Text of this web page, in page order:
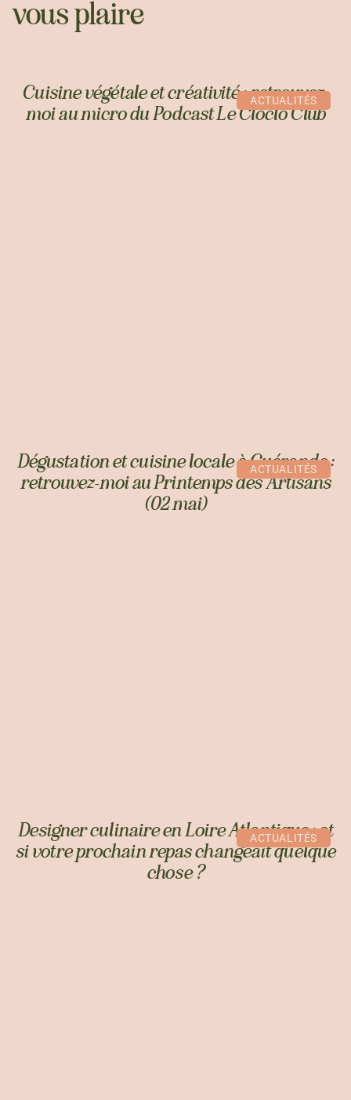
vous plaire
ACTUALITÉS
Cuisine végétale et créativité : retrouvez-
moi au micro du Podcast Le Cloclo Club
ACTUALITÉS
Dégustation et cuisine locale à Guérande :
retrouvez-moi au Printemps des Artisans
(02 mai)
ACTUALITÉS
Designer culinaire en Loire Atlantique : et
si votre prochain repas changeait quelque
chose ?